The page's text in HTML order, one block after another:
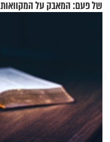
של פעם: המאבק על המקוואות